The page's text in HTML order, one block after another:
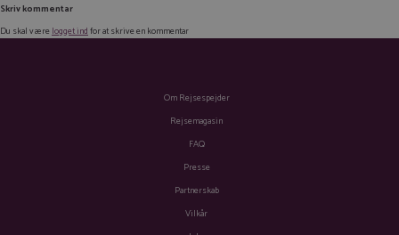
Skriv kommentar
Du skal værelogget indfor at skrive en kommentar
Om Rejsespejder
Rejsemagasin
FAQ
Presse
Partnerskab
Vilkår